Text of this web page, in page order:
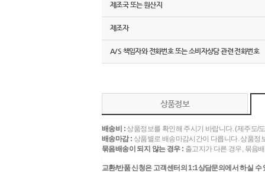
제조국 또는 원산지
제조자
A/S 책임자와 전화번호 또는 소비자상담 관련 전화번호
상품정보
배송비 :상품정보를 확인해 주시기 바랍니다. (제주도/
배송마감 : 상품별로 배송마감시간이 다릅니다. 상품정
묶음배송이 되지 않는 경우 : 출고지가 다른 경우, 묶음
교환/반품 신청은 고객센터의 1:1상담문의에서 하실 수